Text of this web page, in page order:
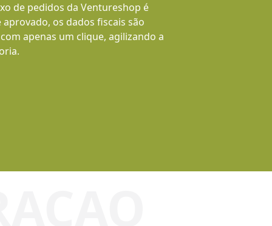
de pedidos da Ventureshop é
os dados fiscais são
apenas um clique, agilizando a